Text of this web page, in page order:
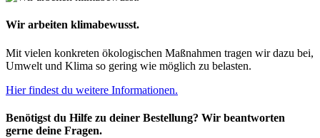
Wir arbeiten klimabewusst.
Mit vielen konkreten ökologischen Maßnahmen tragen wir dazu bei,
Umwelt und Klima so gering wie möglich zu belasten.
Hier findest du weitere Informationen.
Benötigst du Hilfe zu deiner Bestellung? Wir beantworten
gerne deine Fragen.